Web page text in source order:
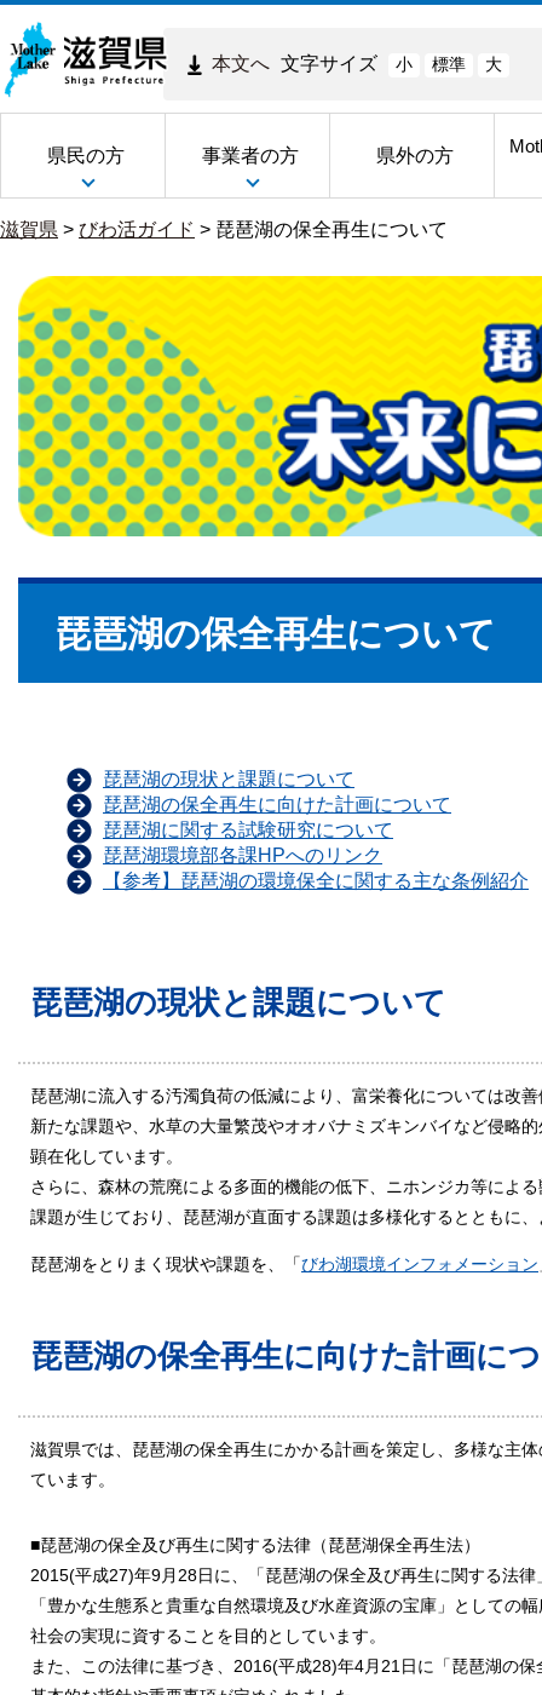
本文へ 文字サイズ 小 標準 大
県民の方 事業者の方 県外の方
滋賀県 > びわ活ガイド > 琵琶湖の保全再生について
琵
琶
湖
の
保
全
生
琵琶湖の保全再生について
琵琶湖の現状と課題について
琵琶湖の保全再生に向けた計画について
琵琶湖に関する試験研究について
琵琶湖環境部各課HPへのリンク
【参考】琵琶湖の環境保全に関する主な条例紹介
琵琶湖の現状と課題について
琵琶湖に流入する汚濁負荷の低減により、富栄養化については改
新たな課題や、水草の大量繁茂やオオバナミズキンバイなど侵略
顕在化しています。
さらに、森林の荒廃による多面的機能の低下、ニホンジカ等によ
課題が生じており、琵琶湖が直面する課題は多様化するとともに
琵琶湖をとりまく現状や課題を、「びわ湖環境インフォメーション
琵琶湖の保全再生に向けた計画に
滋賀県では、琵琶湖の保全再生にかかる計画を策定し、多様な主
ています。
■琵琶湖の保全及び再生に関する法律（琵琶湖保全再生法）
2015(平成27)年9月28日に、「琵琶湖の保全及び再生に関する法
「豊かな生態系と貴重な自然環境及び水産資源の宝庫」としての
社会の実現に資することを目的としています。
また、この法律に基づき、2016(平成28)年4月21日に「琵琶湖の